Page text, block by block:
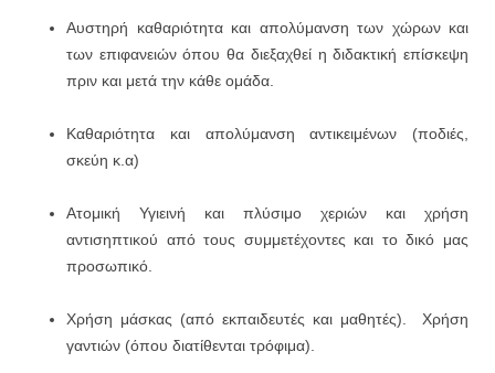
Αυστηρή καθαριότητα και απολύμανση των χώρων και
των επιφανειών όπου θα διεξαχθεί η διδακτική επίσκεψη
πριν και μετά την κάθε ομάδα.
Καθαριότητα και απολύμανση αντικειμένων (ποδιές,
σκεύη κ.α)
Ατομική Υγιεινή και πλύσιμο χεριών και χρήση
αντισηπτικού από τους συμμετέχοντες και το δικό μας
προσωπικό.
Χρήση μάσκας (από εκπαιδευτές και μαθητές). Χρήση
γαντιών (όπου διατίθενται τρόφιμα).